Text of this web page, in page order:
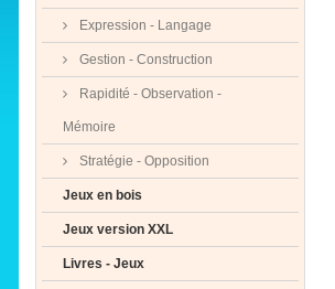
Expression - Langage
Gestion - Construction
Rapidité - Observation -
Mémoire
Stratégie - Opposition
Jeux en bois
Jeux version XXL
Livres - Jeux